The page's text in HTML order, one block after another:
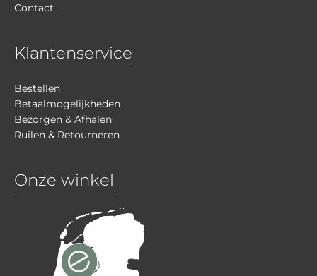
Contact
Klantenservice
Bestellen
Betaalmogelijkheden
Bezorgen & Afhalen
Ruilen & Retourneren
Onze winkel